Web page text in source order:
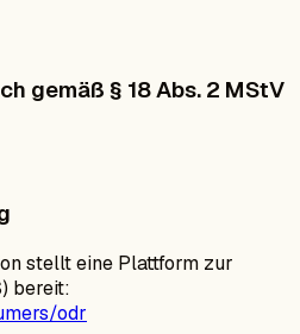
gemäß § 18 Abs. 2 MStV
stellt eine Plattform zur
bereit:
odr